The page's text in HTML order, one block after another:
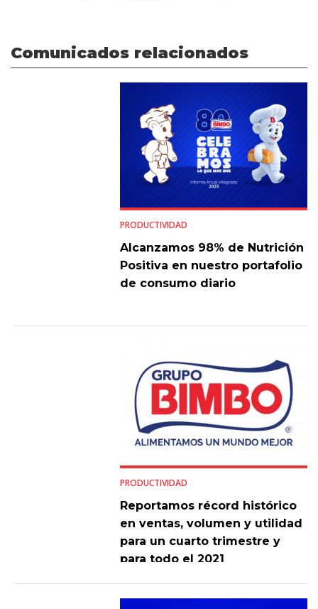
Comunicados relacionados
PRODUCTIVIDAD
Alcanzamos 98% de Nutrición
Positiva en nuestro portafolio
de consumo diario
PRODUCTIVIDAD
Reportamos récord histórico
en ventas, volumen y utilidad
para un cuarto trimestre y
para todo el 2021